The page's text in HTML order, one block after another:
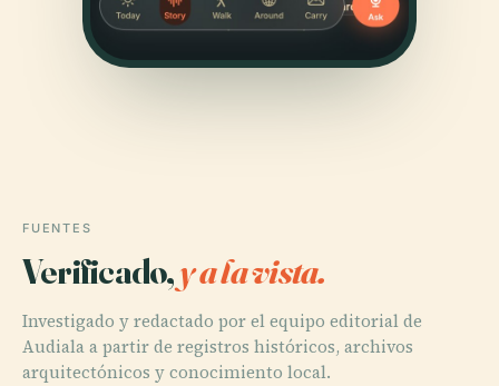
FUENTES
Verificado,y a la vista.
Investigado y redactado por el equipo editorial de
Audiala a partir de registros históricos, archivos
arquitectónicos y conocimiento local.